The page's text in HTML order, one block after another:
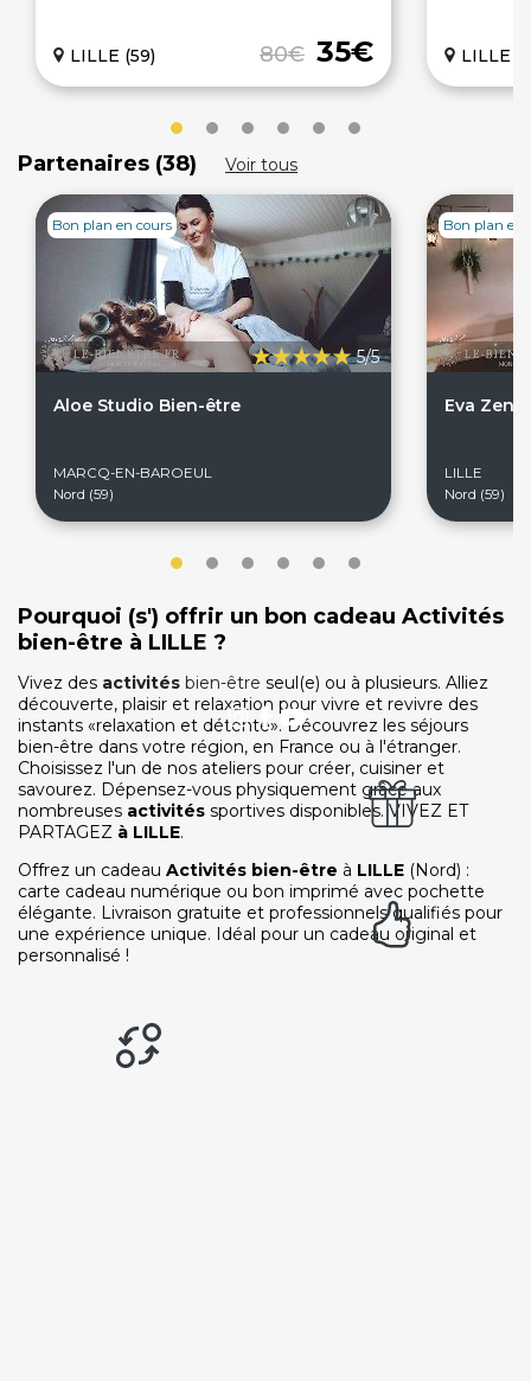
80€ 35€
LILLE (59) LILLE
Partenaires (38) Voir tous
5/5
Aloe Studio Bien-être
MARCQ-EN-BAROEUL
Nord (59)
Bon plan en cours
Eva
LILLE
Nord (59)
Bon plan en
Pourquoi (s') offrir un bon cadeau Activités
bien-être à LILLE ?
Vivez des activités bien-être seul(e) ou à plusieurs. Alliez
découverte, plaisir et relaxation pour vivre et revivre des
instants «relaxation et détente». Découvrez les séjours
bien-être dans votre région, en France ou à l'étranger.
Choisissez l'un de nos ateliers pour créer, cuisiner et
savourez. Dépensez-vous physiquement grâce aux
nombreuses activités sportives disponibles. VIVEZ ET
PARTAGEZ à LILLE.
Offrez un cadeau Activités bien-être à LILLE (Nord) :
carte cadeau numérique ou bon imprimé avec pochette
élégante. Livraison gratuite et professionnels qualifiés pour
une expérience unique. Idéal pour un cadeau original et
personnalisé !
On discute ?
SERVICE CLIENTS LeBienEtre.fr
Notre service client est ouvert du lundi au vendredi
DEVENIR PARTENAIRE
RECRUTEMENT
Ouvrir une agence LeBienEtre.fr
Paiement sécurisé
Livraison gratuite